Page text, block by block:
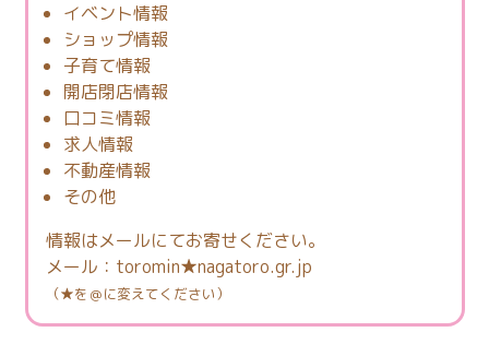
イベント情報
ショップ情報
子育て情報
開店閉店情報
口コミ情報
求人情報
不動産情報
その他
情報はメールにてお寄せください。
メール：toromin★nagatoro.gr.jp
（★を＠に変えてください）